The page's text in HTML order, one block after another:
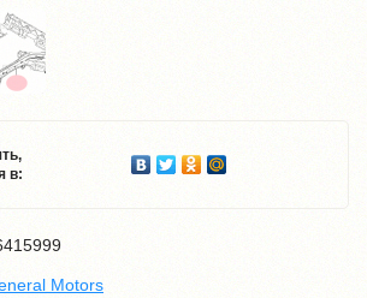
в:
Motors